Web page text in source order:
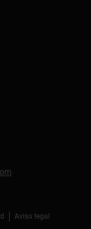
Aviso legal